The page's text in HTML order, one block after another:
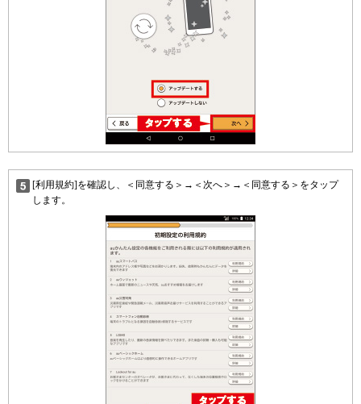
[利用規約]を確認し、＜同意する＞→＜次へ＞→＜同意する＞をタップ
します。